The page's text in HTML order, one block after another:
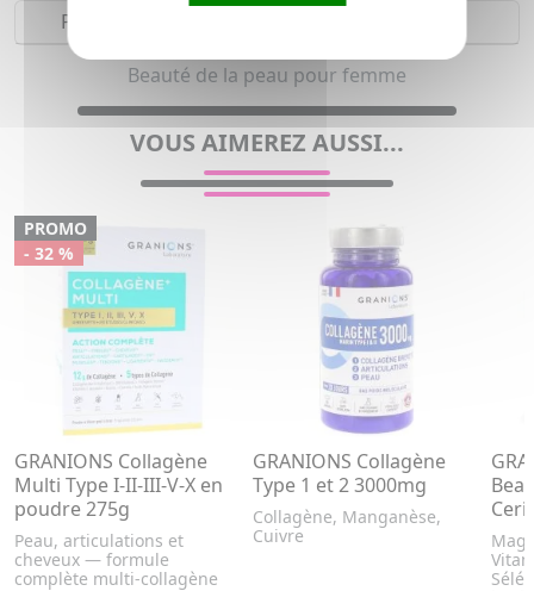
Précautions
Beauté de la peau pour femme
VOUS AIMEREZ AUSSI...
PROMO
- 32 %
GRANIONS Collagène
Multi Type I-II-III-V-X en
poudre 275g
Peau, articulations et
cheveux — formule
complète multi-collagène
GRANIONS Collagène
Type 1 et 2 3000mg
Collagène, Manganèse,
Cuivre